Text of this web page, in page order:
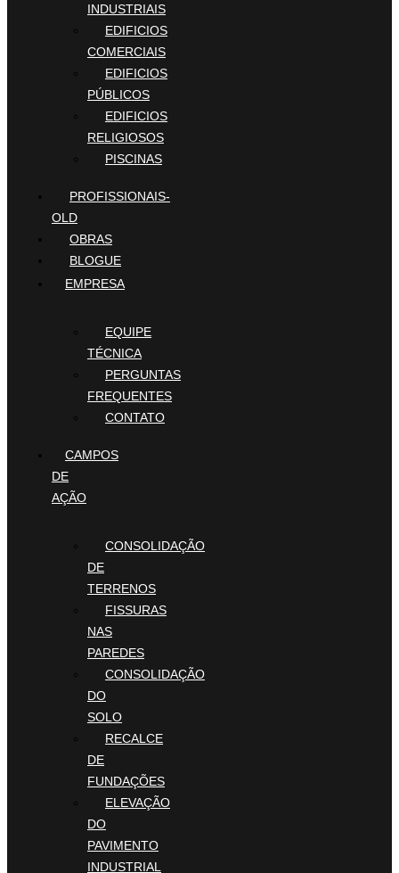
INDUSTRIAIS
EDIFICIOS
COMERCIAIS
EDIFICIOS
PÚBLICOS
EDIFICIOS
RELIGIOSOS
PISCINAS
PROFISSIONAIS-
OLD
OBRAS
BLOGUE
EMPRESA
EQUIPE
TÉCNICA
PERGUNTAS
FREQUENTES
CONTATO
CAMPOS
DE
AÇÃO
CONSOLIDAÇÃO
DE
TERRENOS
FISSURAS
NAS
PAREDES
CONSOLIDAÇÃO
DO
SOLO
RECALCE
DE
FUNDAÇÕES
ELEVAÇÃO
DO
PAVIMENTO
INDUSTRIAL